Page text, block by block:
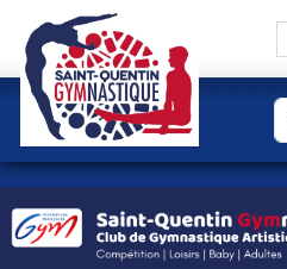
Panneau de gestion des cookies